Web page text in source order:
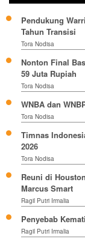
Pendukung
Tahun Transisi
Tora Nodisa
Nonton Final
59 Juta Rupiah
Tora Nodisa
WNBA dan
Tora Nodisa
Timnas
2026
Tora Nodisa
Reuni di
Marcus Smart
Ragil Putri Irmalia
Penyebab
Ragil Putri Irmalia